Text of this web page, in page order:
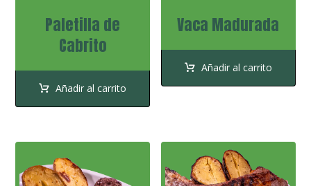
Paletilla de
Cabrito
Añadir al carrito
Vaca Madurada
Añadir al carrito